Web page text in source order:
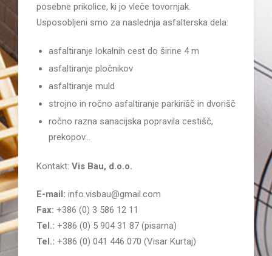
posebne prikolice, ki jo vleče tovornjak.
Usposobljeni smo za naslednja asfalterska dela:
asfaltiranje lokalnih cest do širine 4 m
asfaltiranje pločnikov
asfaltiranje muld
strojno in ročno asfaltiranje parkirišč in dvorišč
ročno razna sanacijska popravila cestišč,
prekopov…
Kontakt: Vis Bau, d.o.o.
E-mail: info.visbau@gmail.com
Fax: +386 (0) 3 586 12 11
Tel.: +386 (0) 5 904 31 87 (pisarna)
Tel.: +386 (0) 041 446 070 (Visar Kurtaj)